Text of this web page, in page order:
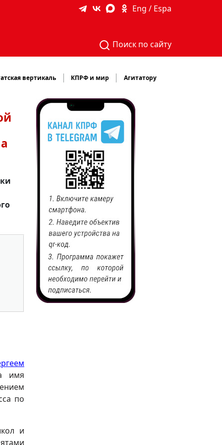
Eng / Espa
Поиск по сайту
вертикаль КПРФ и мир Агитатору
имя
по
и